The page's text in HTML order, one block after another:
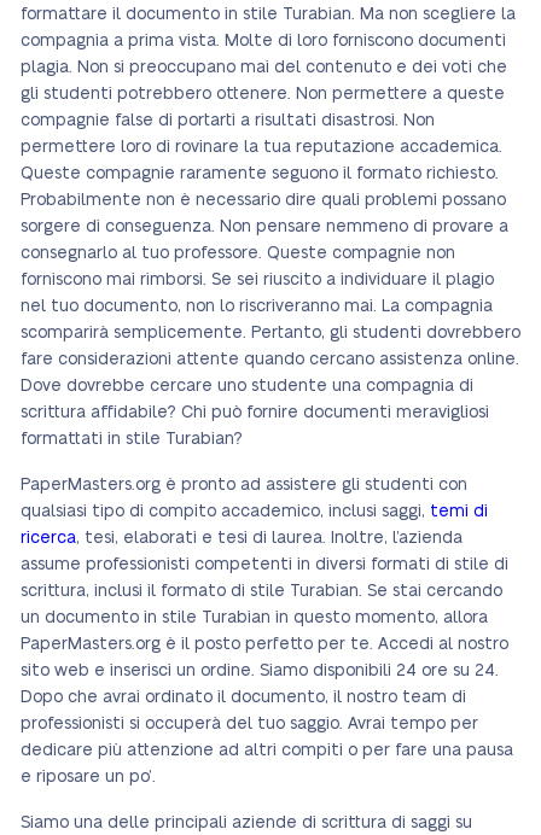
formattare il documento in stile Turabian. Ma non scegliere la
compagnia a prima vista. Molte di loro forniscono documenti
plagia. Non si preoccupano mai del contenuto e dei voti che
gli studenti potrebbero ottenere. Non permettere a queste
compagnie false di portarti a risultati disastrosi. Non
permettere loro di rovinare la tua reputazione accademica.
Queste compagnie raramente seguono il formato richiesto.
Probabilmente non è necessario dire quali problemi possano
sorgere di conseguenza. Non pensare nemmeno di provare a
consegnarlo al tuo professore. Queste compagnie non
forniscono mai rimborsi. Se sei riuscito a individuare il plagio
nel tuo documento, non lo riscriveranno mai. La compagnia
scomparirà semplicemente. Pertanto, gli studenti dovrebbero
fare considerazioni attente quando cercano assistenza online.
Dove dovrebbe cercare uno studente una compagnia di
scrittura affidabile? Chi può fornire documenti meravigliosi
formattati in stile Turabian?
PaperMasters.org è pronto ad assistere gli studenti con
qualsiasi tipo di compito accademico, inclusi saggi, temi di
ricerca, tesi, elaborati e tesi di laurea. Inoltre, l’azienda
assume professionisti competenti in diversi formati di stile di
scrittura, inclusi il formato di stile Turabian. Se stai cercando
un documento in stile Turabian in questo momento, allora
PaperMasters.org è il posto perfetto per te. Accedi al nostro
sito web e inserisci un ordine. Siamo disponibili 24 ore su 24.
Dopo che avrai ordinato il documento, il nostro team di
professionisti si occuperà del tuo saggio. Avrai tempo per
dedicare più attenzione ad altri compiti o per fare una pausa
e riposare un po’.
Siamo una delle principali aziende di scrittura di saggi su